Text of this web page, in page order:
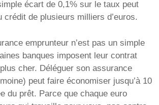
écart de 0,1% sur le taux peut
crédit de plusieurs milliers d’euros.
emprunteur n’est pas un simple
banques imposent leur contrat
cher. Déléguer son assurance
peut faire économiser jusqu’à 10
du prêt. Parce que chaque euro